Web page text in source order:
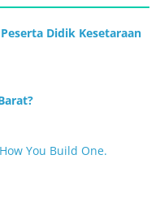
Didik Kesetaraan
You Build One.